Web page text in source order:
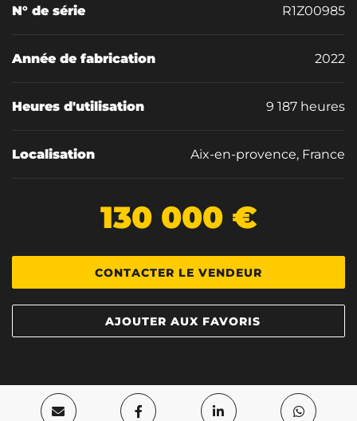
N° de série R1Z00985
Année de fabrication 2022
Heures d'utilisation 9 187 heures
Localisation Aix-en-provence, France
130 000 €
CONTACTER LE VENDEUR
AJOUTER AUX FAVORIS